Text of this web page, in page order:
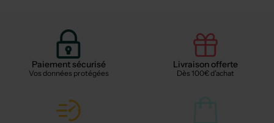
Paiement sécurisé
Vos données protégées
Livraison offerte
Dès 100€ d'achat